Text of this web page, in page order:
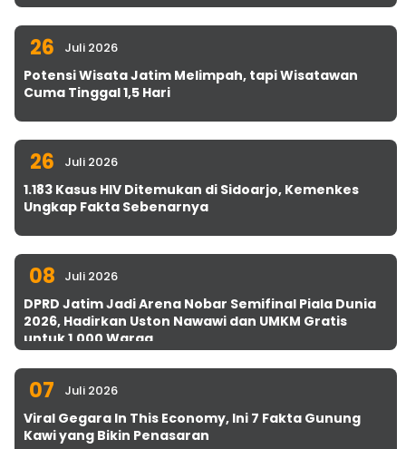
26 Juli 2026
Potensi Wisata Jatim Melimpah, tapi Wisatawan
Cuma Tinggal 1,5 Hari
26 Juli 2026
1.183 Kasus HIV Ditemukan di Sidoarjo, Kemenkes
Ungkap Fakta Sebenarnya
08 Juli 2026
DPRD Jatim Jadi Arena Nobar Semifinal Piala Dunia
2026, Hadirkan Uston Nawawi dan UMKM Gratis
untuk 1.000 Warga
07 Juli 2026
Viral Gegara In This Economy, Ini 7 Fakta Gunung
Kawi yang Bikin Penasaran